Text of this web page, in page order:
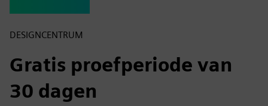
DESIGNCENTRUM
Gratis proefperiode van
30 dagen